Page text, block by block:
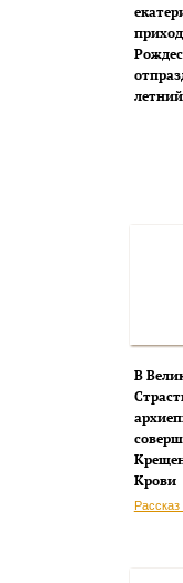
В
Крови